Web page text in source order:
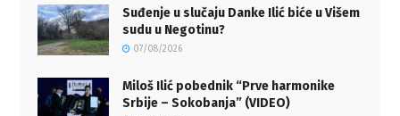
Suđenje u slučaju Danke Ilić biće u Višem
sudu u Negotinu?
07/08/2026
Miloš Ilić pobednik “Prve harmonike
Srbije – Sokobanja” (VIDEO)